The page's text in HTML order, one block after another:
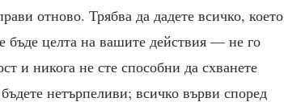
отново. Трябва да дадете всичко, което
бъде целта на вашите действия — не го
и никога не сте способни да схванете
нетърпеливи; всичко върви според